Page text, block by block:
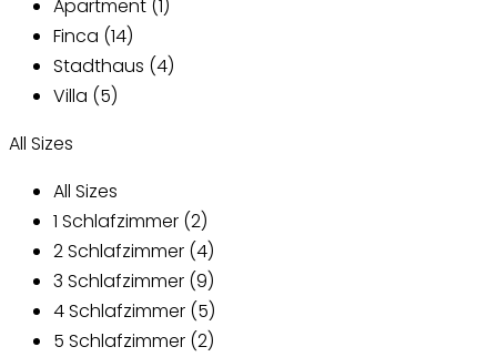
Apartment (1)
Finca (14)
Stadthaus (4)
Villa (5)
All Sizes
All Sizes
1 Schlafzimmer (2)
2 Schlafzimmer (4)
3 Schlafzimmer (9)
4 Schlafzimmer (5)
5 Schlafzimmer (2)